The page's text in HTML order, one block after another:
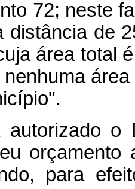
72; neste
distância de
área total
autorizado o
orçamento
para